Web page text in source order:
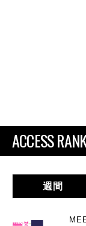
ACCESS
週間